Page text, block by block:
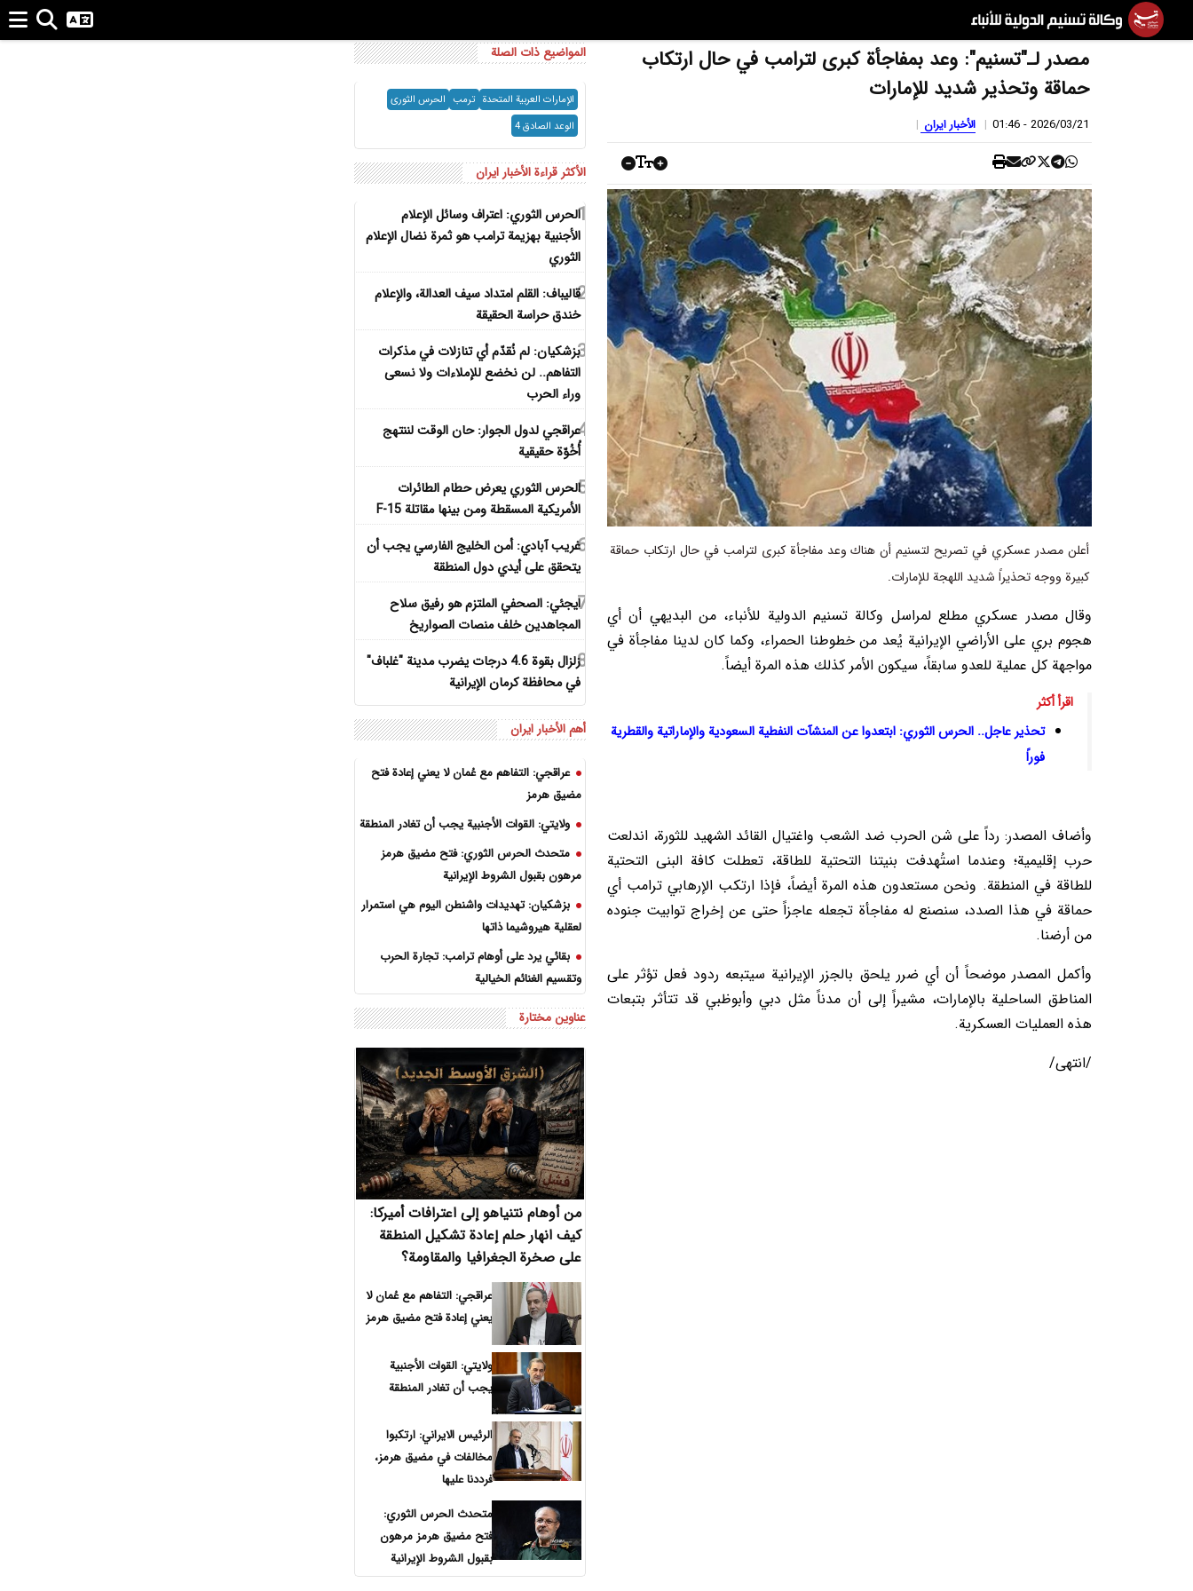
مصدر لـ"تسنيم": وعد بمفاجأة كبرى لترامب في حال ارتكاب
حماقة وتحذير شديد للإمارات
2026/03/21 - 01:46 الأخبار ایران
أعلن مصدر عسكري في تصريح لتسنيم أن هناك وعد مفاجأة كبرى لترامب في حال ارتكاب حماقة
كبيرة ووجه تحذيراً شديد اللهجة للإمارات.
وقال مصدر عسكري مطلع لمراسل وكالة تسنيم الدولية للأنباء، من البديهي أن أي
هجوم بري على الأراضي الإيرانية يُعد من خطوطنا الحمراء، وكما كان لدينا مفاجأة في
مواجهة كل عملية للعدو سابقاً، سيكون الأمر كذلك هذه المرة أيضاً.
اقرأ أكثر
تحذير عاجل.. الحرس الثوري: ابتعدوا عن المنشآت النفطية السعودية والإماراتية والقطرية
فوراً
وأضاف المصدر: رداً على شن الحرب ضد الشعب واغتيال القائد الشهيد للثورة، اندلعت
حرب إقليمية؛ وعندما استُهدفت بنيتنا التحتية للطاقة، تعطلت كافة البنى التحتية
للطاقة في المنطقة. ونحن مستعدون هذه المرة أيضاً، فإذا ارتكب الإرهابي ترامب أي
حماقة في هذا الصدد، سنصنع له مفاجأة تجعله عاجزاً حتى عن إخراج توابيت جنوده
من أرضنا.
وأكمل المصدر موضحاً أن أي ضرر يلحق بالجزر الإيرانية سيتبعه ردود فعل تؤثر على
المناطق الساحلية بالإمارات، مشيراً إلى أن مدناً مثل دبي وأبوظبي قد تتأثر بتبعات
هذه العمليات العسكرية.
/انتهى/
المواضيع ذات الصلة
الإمارات العربیة المتحدة ترمب الحرس الثوری
الوعد الصادق 4
الأكثر قراءة الأخبار ایران
1الحرس الثوري: اعتراف وسائل الإعلام
الأجنبية بهزيمة ترامب هو ثمرة نضال الإعلام
الثوري
2قاليباف: القلم امتداد سيف العدالة، والإعلام
خندق حراسة الحقيقة
3بزشكيان: لم نُقدّم أي تنازلات في مذكرات
التفاهم.. لن نخضع للإملاءات ولا نسعى
وراء الحرب
4عراقجي لدول الجوار: حان الوقت لننتهج
أُخُوّة حقيقية
5الحرس الثوري يعرض حطام الطائرات
الأمريكية المسقطة ومن بينها مقاتلة F-15
6غريب آبادي: أمن الخليج الفارسي يجب أن
يتحقق على أيدي دول المنطقة
7ايجئي: الصحفي الملتزم هو رفيق سلاح
المجاهدين خلف منصات الصواريخ
8
زلزال بقوة 4.6 درجات يضرب مدينة "غلباف"
في محافظة كرمان الإيرانية
أهم الأخبار ایران
عراقجي: التفاهم مع عُمان لا يعني إعادة فتح
مضيق هرمز
ولايتي: القوات الأجنبية يجب أن تغادر المنطقة
متحدث الحرس الثوري: فتح مضيق هرمز
مرهون بقبول الشروط الإيرانية
بزشكيان: تهديدات واشنطن اليوم هي استمرار
لعقلية هيروشيما ذاتها
بقائي يرد على أوهام ترامب: تجارة الحرب
وتقسيم الغنائم الخيالية
عناوين مختارة
من أوهام نتنياهو إلى اعترافات أميركا:
كيف انهار حلم إعادة تشكيل المنطقة
على صخرة الجغرافيا والمقاومة؟
عراقجي: التفاهم مع عُمان لا
يعني إعادة فتح مضيق هرمز
ولايتي: القوات الأجنبية
يجب أن تغادر المنطقة
الرئيس الايراني: ارتكبوا
مخالفات في مضيق هرمز،
فرددنا عليها
متحدث الحرس الثوري:
فتح مضيق هرمز مرهون
بقبول الشروط الإيرانية